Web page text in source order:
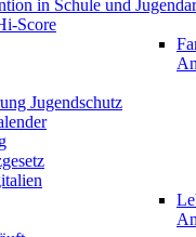
in Schule und
Score
Jugendschutz